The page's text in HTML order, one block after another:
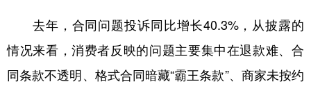
去年，合同问题投诉同比增长40.3%，从披露的
情况来看，消费者反映的问题主要集中在退款难、合
同条款不透明、格式合同暗藏“霸王条款”、商家未按约